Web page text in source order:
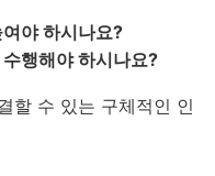
야 하시나요?
행해야 하시나요?
할 수 있는 구체적인 인